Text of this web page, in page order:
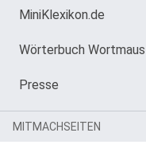
MiniKlexikon.de
Wörterbuch Wortmaus
Presse
MITMACHSEITEN